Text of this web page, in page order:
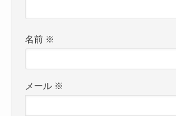
名前 ※
メール ※